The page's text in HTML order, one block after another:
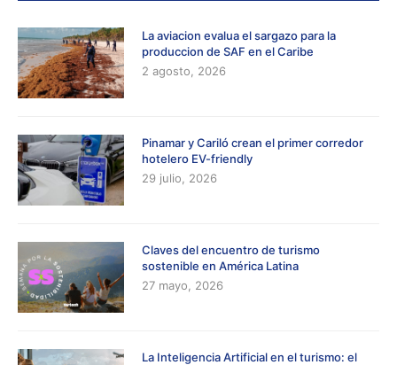
La aviacion evalua el sargazo para la
produccion de SAF en el Caribe
2 agosto, 2026
Pinamar y Cariló crean el primer corredor
hotelero EV-friendly
29 julio, 2026
Claves del encuentro de turismo
sostenible en América Latina
27 mayo, 2026
La Inteligencia Artificial en el turismo: el